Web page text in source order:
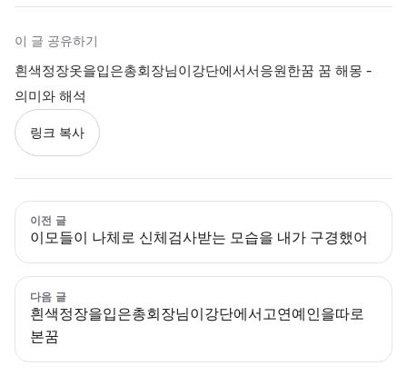
이 글 공유하기
흰색정장옷을입은총회장님이강단에서서응원한꿈 꿈 해몽 -
의미와 해석
링크 복사
이전 글
이모들이 나체로 신체검사받는 모습을 내가 구경했어
다음 글
흰색정장을입은총회장님이강단에서고연예인을따로
본꿈